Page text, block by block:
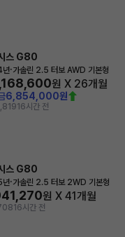
스 G80
·가솔린 2.5 터보 AWD 기본형
원 X 26개월
6,854,000원
16시간 전
스 G80
·가솔린 2.5 터보 2WD 기본형
원 X 41개월
16시간 전